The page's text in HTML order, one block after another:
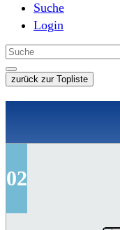
Suche
Login
zurück zur Topliste
02